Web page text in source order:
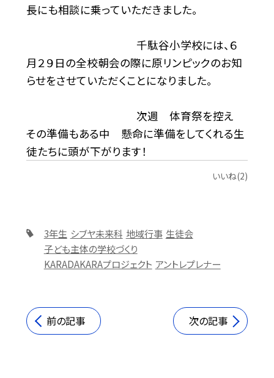
長にも相談に乗っていただきました。
千駄谷小学校には、６
月２９日の全校朝会の際に原リンピックのお知
らせをさせていただくことになりました。
次週 体育祭を控え
その準備もある中 懸命に準備をしてくれる生
徒たちに頭が下がります！
いいね(2)
3年生 シブヤ未来科 地域行事 生徒会
子ども主体の学校づくり
KARADAKARAプロジェクト アントレプレナー
前の記事 次の記事